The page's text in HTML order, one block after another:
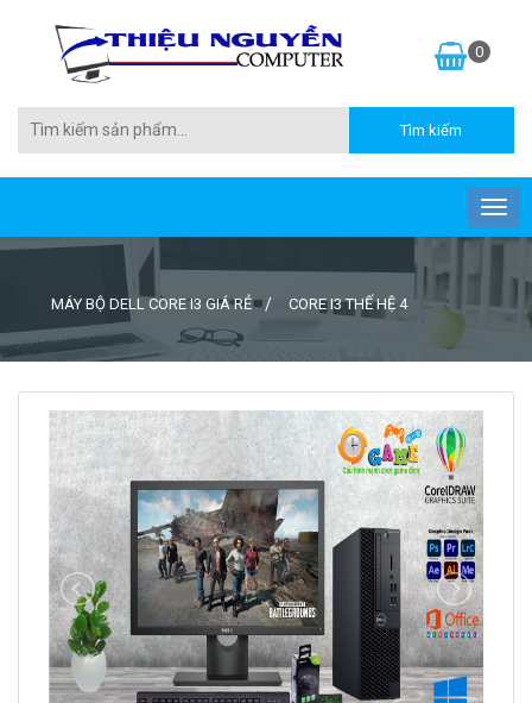
0
MÁY BỘ DELL CORE I3 GIÁ RẺ CORE I3 THẾ HỆ 4